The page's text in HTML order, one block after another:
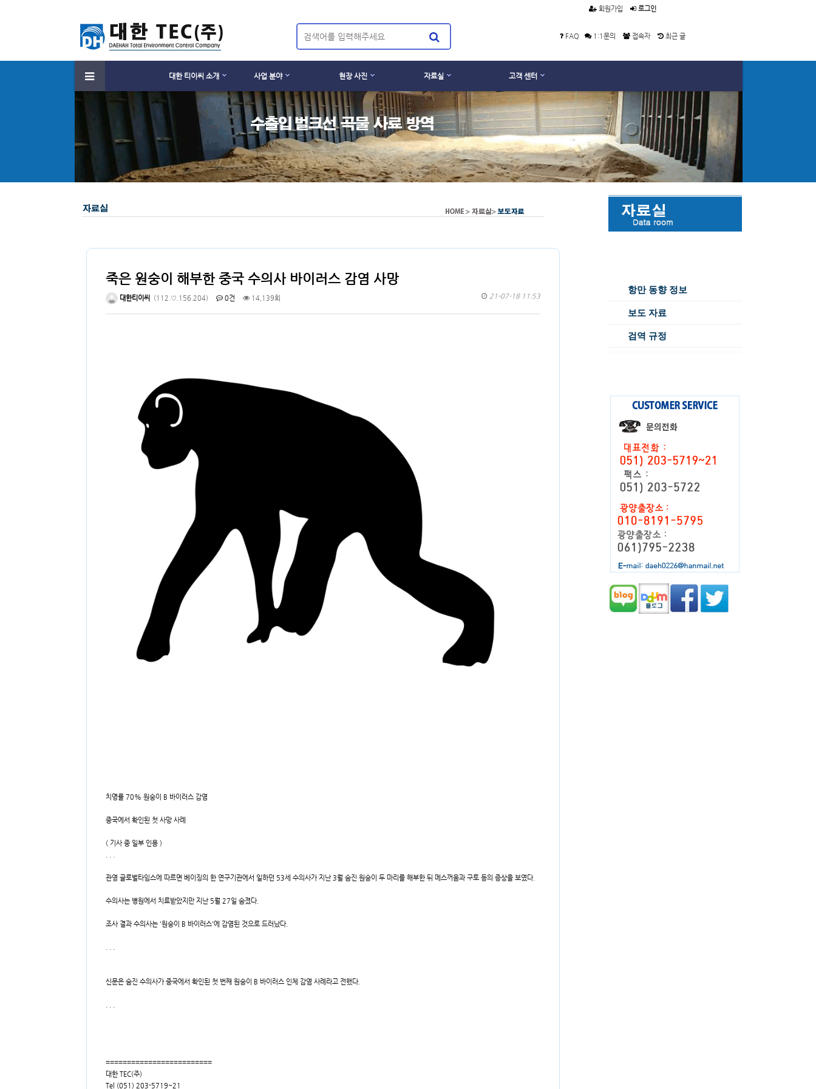
회원가입 로그인
FAQ 1:1문의 접속자 최근 글
대한 티이씨 소개 사업 분야 현장 사진 자료실 고객 센터
죽은 원숭이 해부한 중국 수의사 바이러스 감염 사망
대한티이씨 (112.♡.156.204) 0건 14,139회 21-07-18 11:53
치명률 70% 원숭이 B 바이러스 감염
중국에서 확인된 첫 사망 사례
( 기사 중 일부 인용 )
관영 글로벌타임스에 따르면 베이징의 한 연구기관에서 일하던 53세 수의사가 지난 3월 숨진 원숭이 두 마리를 해부한 뒤 메스꺼움과 구토 등의 증상을 보였다.
수의사는 병원에서 치료받았지만 지난 5월 27일 숨졌다.
조사 결과 수의사는 '원숭이 B 바이러스'에 감염된 것으로 드러났다.
신문은 숨진 수의사가 중국에서 확인된 첫 번째 원숭이 B 바이러스 인체 감염 사례라고 전했다.
=========================
대한 TEC(주)
Tel (051) 203-5719~21
항만 동향 정보
보도 자료
검역 규정